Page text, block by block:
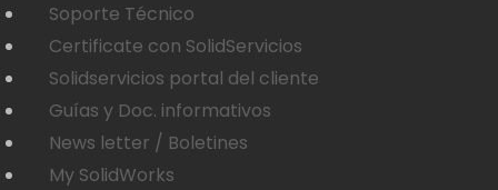
Soporte Técnico
Certificate con SolidServicios
Solidservicios portal del cliente
Guías y Doc. informativos
News letter / Boletines
My SolidWorks